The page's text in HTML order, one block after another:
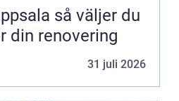
väljer du
din renovering
31 juli 2026